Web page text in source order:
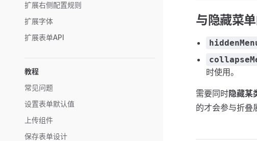
扩展右侧配置规则
扩展字体
扩展表单API
教程
常见问题
设置表单默认值
上传组件
保存表单设计
与隐藏菜
时使用。
需要同时隐藏某
的才会参与折叠